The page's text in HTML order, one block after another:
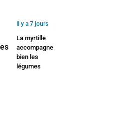
Il y a 7 jours
La myrtille
accompagne
bien les
légumes